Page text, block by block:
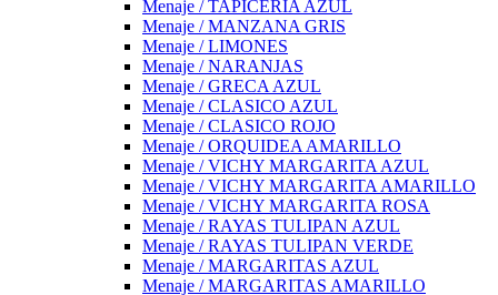
Menaje / TAPICERIA AZUL
Menaje / MANZANA GRIS
Menaje / LIMONES
Menaje / NARANJAS
Menaje / GRECA AZUL
Menaje / CLASICO AZUL
Menaje / CLASICO ROJO
Menaje / ORQUIDEA AMARILLO
Menaje / VICHY MARGARITA AZUL
Menaje / VICHY MARGARITA AMARILLO
Menaje / VICHY MARGARITA ROSA
Menaje / RAYAS TULIPAN AZUL
Menaje / RAYAS TULIPAN VERDE
Menaje / MARGARITAS AZUL
Menaje / MARGARITAS AMARILLO